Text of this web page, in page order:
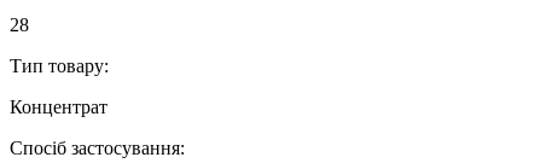
28
Тип товару:
Концентрат
Спосіб застосування: